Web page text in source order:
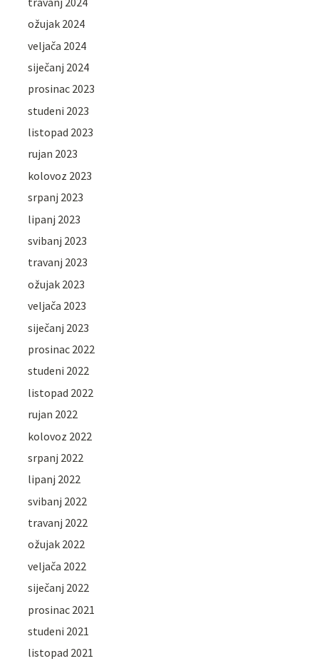
ožujak 2024
veljača 2024
siječanj 2024
prosinac 2023
studeni 2023
listopad 2023
rujan 2023
kolovoz 2023
srpanj 2023
lipanj 2023
svibanj 2023
travanj 2023
ožujak 2023
veljača 2023
siječanj 2023
prosinac 2022
studeni 2022
listopad 2022
rujan 2022
kolovoz 2022
srpanj 2022
lipanj 2022
svibanj 2022
travanj 2022
ožujak 2022
veljača 2022
siječanj 2022
prosinac 2021
studeni 2021
listopad 2021